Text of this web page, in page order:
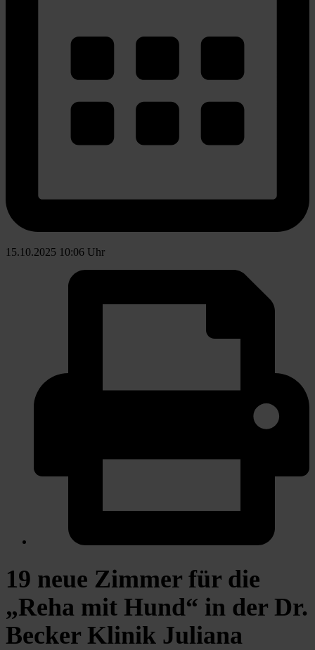
15.10.2025 10:06 Uhr
19 neue Zimmer für die
„Reha mit Hund“ in der Dr.
Becker Klinik Juliana